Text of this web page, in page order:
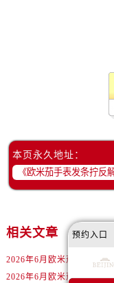
本页永久地址：
相关文章 预约入口